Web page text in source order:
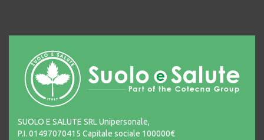
SUOLO E SALUTE SRL Unipersonale,
P.I. 01497070415 Capitale sociale 100000€